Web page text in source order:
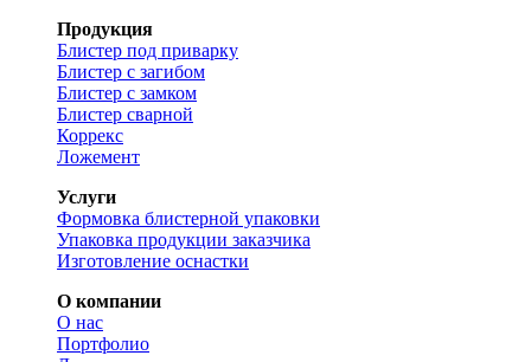
Продукция
Блистер под приварку
Блистер с загибом
Блистер с замком
Блистер сварной
Коррекс
Ложемент
Услуги
Формовка блистерной упаковки
Упаковка продукции заказчика
Изготовление оснастки
О компании
О нас
Портфолио